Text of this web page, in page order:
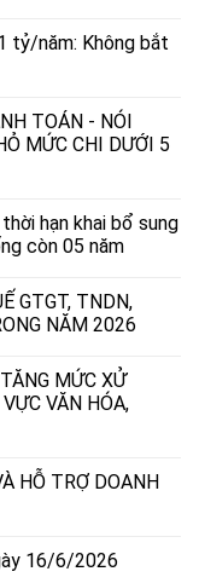
tỷ/năm: Không bắt
TOÁN - NÓI
MỨC CHI DƯỚI 5
hạn khai bổ sung
còn 05 năm
GTGT, TNDN,
NĂM 2026
MỨC XỬ
VĂN HÓA,
HỖ TRỢ DOANH
16/6/2026